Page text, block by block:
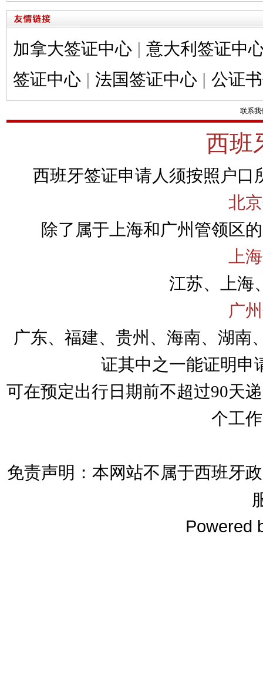
加拿大签证中心 | 意大利签证中
签证中心 | 法国签证中心 | 公证
联系我
西班
西班牙签证申请人须按照户口
北
除了属于上海和广州管领区
上
江苏、上海
广
广东、福建、贵州、海南、湖南
证其中之一能证明申
可在预定出行日期前不超过90天
个工
免责声明：本网站不属于西班牙
Powered